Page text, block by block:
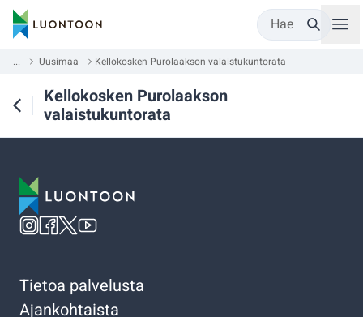
Hae
... Uusimaa Kellokosken Purolaakson valaistukuntorata
Kellokosken Purolaakson
valaistukuntorata
Tietoa palvelusta
Ajankohtaista